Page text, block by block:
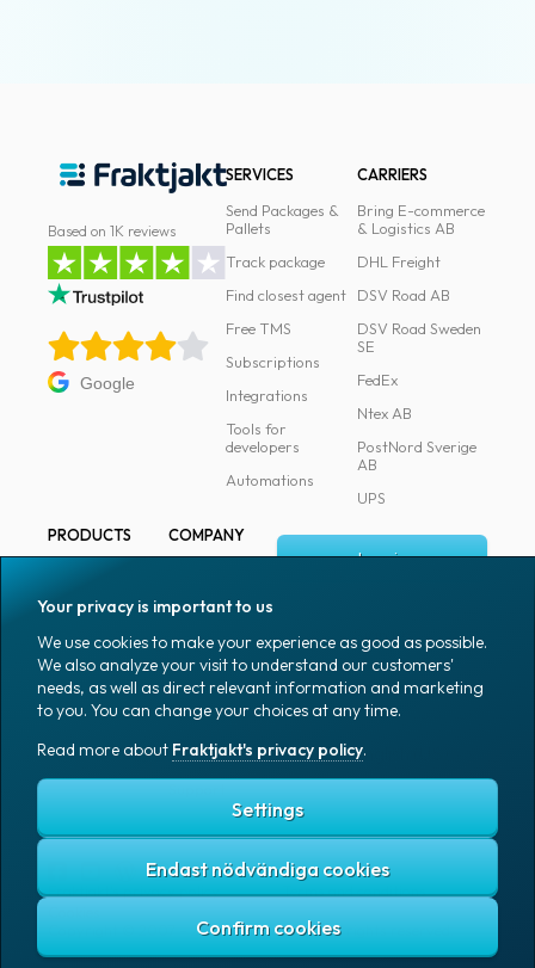
Based on 1K reviews
Google
SERVICES
Send Packages &
Pallets
Track package
Find closest agent
Free TMS
Subscriptions
Integrations
Tools for
developers
Automations
CARRIERS
Bring E-commerce
& Logistics AB
DHL Freight
DSV Road AB
DSV Road Sweden
SE
FedEx
Ntex AB
PostNord Sverige
AB
UPS
PRODUCTS
Marking
Packaging
Packaging
accessories
Office goods
COMPANY
Media
Coworkers
Job & career
News archive
Blog
Log in
Sign up
English (US)
Fraktjakt's privacy policy
Terms and conditions
Copyright © 2007 – 2026 Fraktjakt AB. All rights reserved.
Your privacy is important to us
We use cookies to make your experience as good as possible.
We also analyze your visit to understand our customers'
needs, as well as direct relevant information and marketing
to you. You can change your choices at any time.
Read more about Fraktjakt's privacy policy.
Settings
Endast nödvändiga cookies